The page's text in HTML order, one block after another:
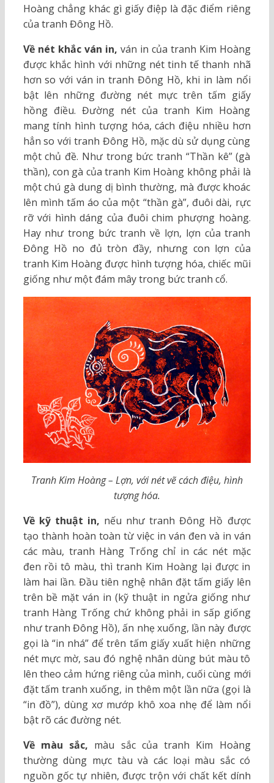
Hoàng chẳng khác gì giấy điệp là đặc điểm riêng
của tranh Đông Hồ.
Về nét khắc ván in, ván in của tranh Kim Hoàng
được khắc hình với những nét tinh tế thanh nhã
hơn so với ván in tranh Đông Hồ, khi in làm nổi
bật lên những đường nét mực trên tấm giấy
hồng điều. Đường nét của tranh Kim Hoàng
mang tính hình tượng hóa, cách điệu nhiều hơn
hẳn so với tranh Đông Hồ, mặc dù sử dụng cùng
một chủ đề. Như trong bức tranh “Thần kê” (gà
thần), con gà của tranh Kim Hoàng không phải là
một chú gà dung dị bình thường, mà được khoác
lên mình tấm áo của một “thần gà”, đuôi dài, rực
rỡ với hình dáng của đuôi chim phượng hoàng.
Hay như trong bức tranh về lợn, lợn của tranh
Đông Hồ no đủ tròn đầy, nhưng con lợn của
tranh Kim Hoàng được hình tượng hóa, chiếc mũi
giống như một đám mây trong bức tranh cổ.
Tranh Kim Hoàng – Lợn, với nét vẽ cách điệu, hình
tượng hóa.
Về kỹ thuật in, nếu như tranh Đông Hồ được
tạo thành hoàn toàn từ việc in ván đen và in ván
các màu, tranh Hàng Trống chỉ in các nét mặc
đen rồi tô màu, thì tranh Kim Hoàng lại được in
làm hai lần. Đầu tiên nghệ nhân đặt tấm giấy lên
trên bề mặt ván in (kỹ thuật in ngửa giống như
tranh Hàng Trống chứ không phải in sấp giống
như tranh Đông Hồ), ấn nhẹ xuống, lần này được
gọi là “in nhá” để trên tấm giấy xuất hiện những
nét mực mờ, sau đó nghệ nhân dùng bút màu tô
lên theo cảm hứng riêng của mình, cuối cùng mới
đặt tấm tranh xuống, in thêm một lần nữa (gọi là
“in đồ”), dùng xơ mướp khô xoa nhẹ để làm nổi
bật rõ các đường nét.
Về màu sắc, màu sắc của tranh Kim Hoàng
thường dùng mực tàu và các loại màu sắc có
nguồn gốc tự nhiên, được trộn với chất kết dính